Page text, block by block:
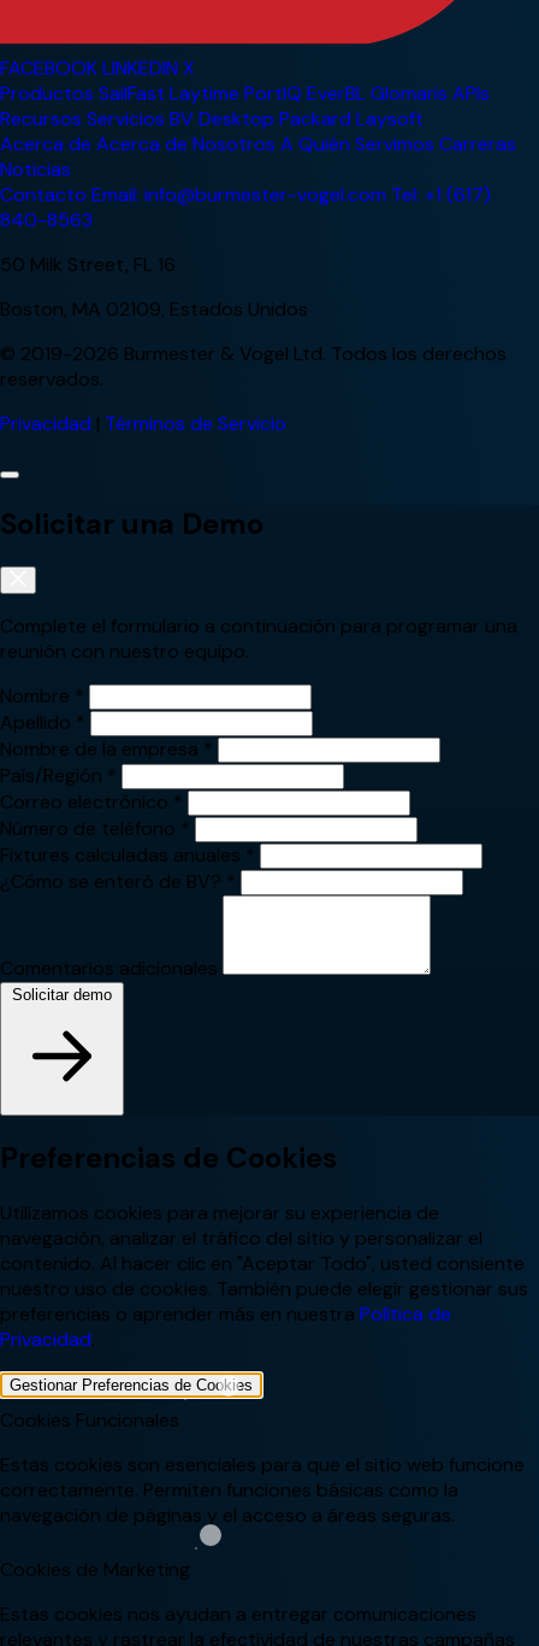
FACEBOOKLINKEDIN X
Productos SailFast Laytime PortIQ EverBLGlomaris APIs
Recursos Servicios BV Desktop Packard Laysoft
Acerca de Acerca de Nosotros A Quién Servimos Carreras
Noticias
Contacto Email: info@burmester-vogel.com Tel: +1 (617)
840-8563
50 Milk Street, FL 16
Boston, MA 02109, Estados Unidos
© 2019-2026 Burmester & Vogel Ltd. Todos los derechos
reservados.
Privacidad | Términos de Servicio
Solicitar una Demo
Complete el formulario a continuación para programar una
reunión con nuestro equipo.
Nombre *
Apellido *
Nombre de la empresa *
País/Región *
Correo electrónico *
Número de teléfono *
Fixtures calculadas anuales *
¿Cómo se enteró de BV? *
Comentarios adicionales
Solicitar demo
Preferencias de Cookies
Utilizamos cookies para mejorar su experiencia de
navegación, analizar el tráfico del sitio y personalizar el
contenido. Al hacer clic en "Aceptar Todo", usted consiente
nuestro uso de cookies. También puede elegir gestionar sus
preferencias o aprender más en nuestra Política de
Privacidad.
Gestionar Preferencias de Cookies
Cookies Funcionales
Estas cookies son esenciales para que el sitio web funcione
correctamente. Permiten funciones básicas como la
navegación de páginas y el acceso a áreas seguras.
Cookies de Marketing
Estas cookies nos ayudan a entregar comunicaciones
relevantes y rastrear la efectividad de nuestras campañas